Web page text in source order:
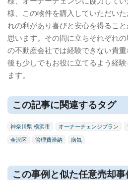
様、この物件を購入していただい
れの利があり喜びと安心を得るこ
思います。その間に立ちそれぞれ
の不動産会社では経験できない貴
後も少しでもお役に立てるよう経
ます。
この記事に関連するタグ
神奈川県 横浜市 オーナーチェンジプラン
金沢区 管理費滞納 病気
この事例と似た任意売却事